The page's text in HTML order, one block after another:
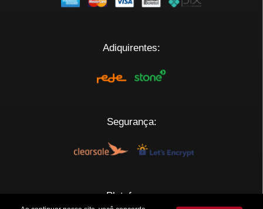
Adiquirentes:
Segurança:
Plataforma: